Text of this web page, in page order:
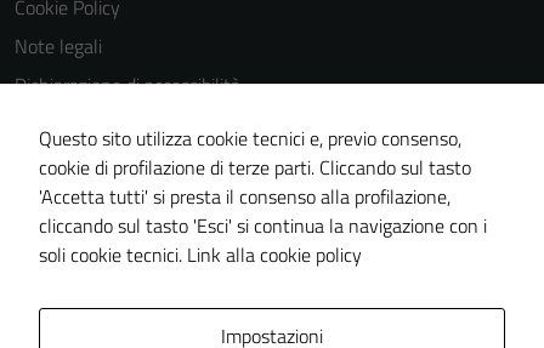
Cookie Policy
Note legali
Dichiarazione di accessibilità
Dichiarazione di accessibilità Servizi
Whistleblowing
Piano di miglioramento del sito
Area riservata
Questo sito utilizza cookie tecnici e, previo consenso,
cookie di profilazione di terze parti. Cliccando sul tasto
'Accetta tutti' si presta il consenso alla profilazione,
cliccando sul tasto 'Esci' si continua la navigazione con i
soli cookie tecnici. Link alla cookie policy
Impostazioni